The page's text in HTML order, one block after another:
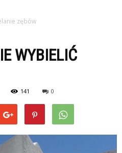
zębów
WYBIELIĆ
141 0